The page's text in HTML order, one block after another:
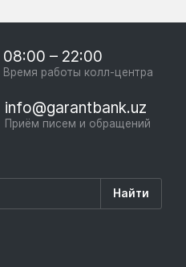
08:00 – 22:00
Время работы колл-центра
info@garantbank.uz
Приём писем и обращений
Найти